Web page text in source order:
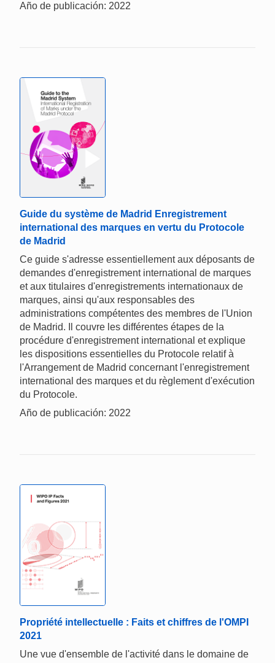
Año de publicación: 2022
Guide du système de Madrid Enregistrement
international des marques en vertu du Protocole
de Madrid
Ce guide s'adresse essentiellement aux déposants de
demandes d'enregistrement international de marques
et aux titulaires d'enregistrements internationaux de
marques, ainsi qu'aux responsables des
administrations compétentes des membres de l'Union
de Madrid. Il couvre les différentes étapes de la
procédure d'enregistrement international et explique
les dispositions essentielles du Protocole relatif à
l'Arrangement de Madrid concernant l'enregistrement
international des marques et du règlement d'exécution
du Protocole.
Año de publicación: 2022
Propriété intellectuelle : Faits et chiffres de l'OMPI
2021
Une vue d'ensemble de l'activité dans le domaine de